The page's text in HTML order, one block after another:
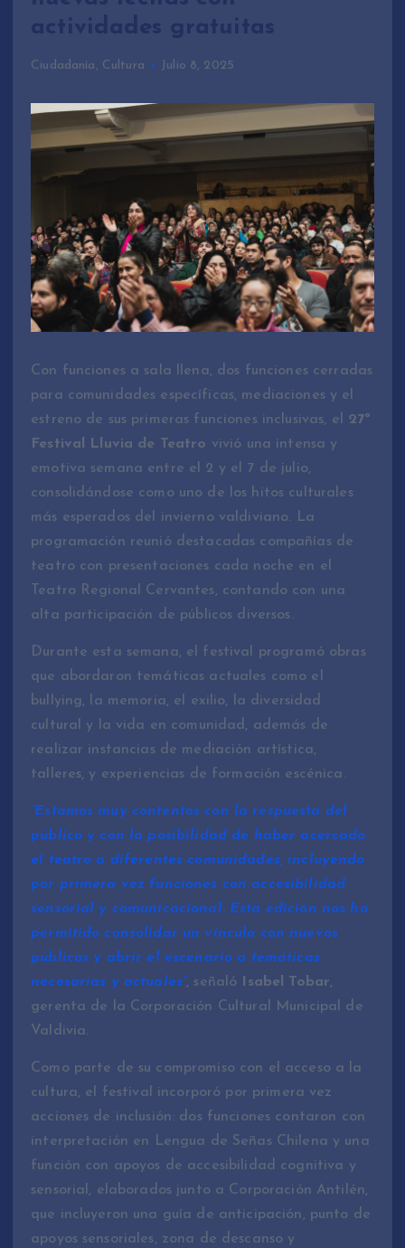
actividades gratuitas
Ciudadanía , Cultura Julio 8, 2025
Con funciones a sala llena, dos funciones cerradas
para comunidades específicas, mediaciones y el
estreno de sus primeras funciones inclusivas, el 27º
Festival Lluvia de Teatro vivió una intensa y
emotiva semana entre el 2 y el 7 de julio,
consolidándose como uno de los hitos culturales
más esperados del invierno valdiviano. La
programación reunió destacadas compañías de
teatro con presentaciones cada noche en el
Teatro Regional Cervantes, contando con una
alta participación de públicos diversos.
Durante esta semana, el festival programó obras
que abordaron temáticas actuales como el
bullying, la memoria, el exilio, la diversidad
cultural y la vida en comunidad, además de
realizar instancias de mediación artística,
talleres, y experiencias de formación escénica.
“Estamos muy contentos con la respuesta del
público y con la posibilidad de haber acercado
el teatro a diferentes comunidades, incluyendo
por primera vez funciones con accesibilidad
sensorial y comunicacional. Esta edición nos ha
permitido consolidar un vínculo con nuevos
públicos y abrir el escenario a temáticas
necesarias y actuales”, señaló Isabel Tobar,
gerenta de la Corporación Cultural Municipal de
Valdivia.
Como parte de su compromiso con el acceso a la
cultura, el festival incorporó por primera vez
acciones de inclusión: dos funciones contaron con
interpretación en Lengua de Señas Chilena y una
función con apoyos de accesibilidad cognitiva y
sensorial, elaborados junto a Corporación Antilén,
que incluyeron una guía de anticipación, punto de
apoyos sensoriales, zona de descanso y